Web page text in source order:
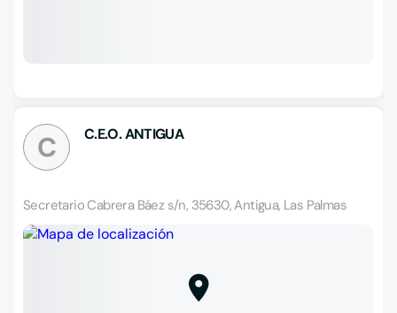
C C.E.O. ANTIGUA
Secretario Cabrera Báez s/n, 35630, Antigua, Las Palmas